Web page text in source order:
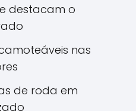
destacam o
nas
de roda em